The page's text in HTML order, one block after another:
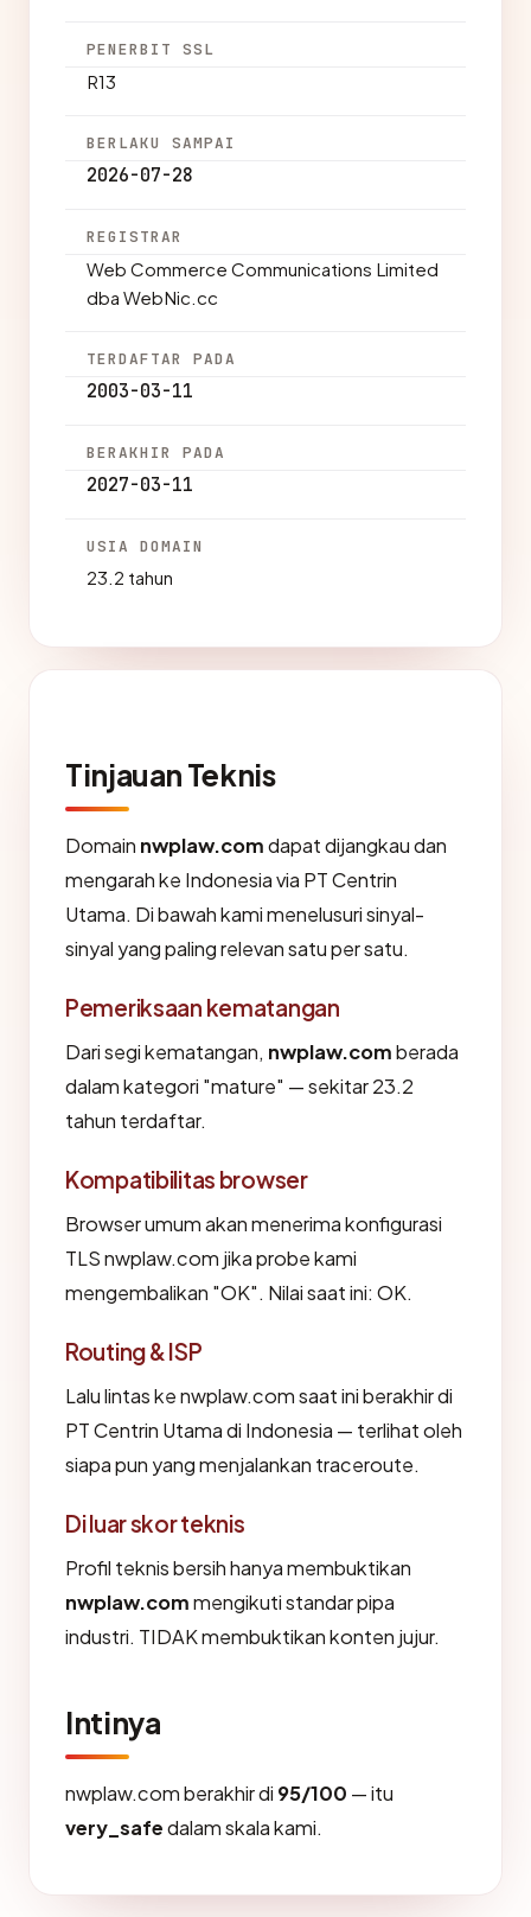
PENERBIT SSL
R13
BERLAKU SAMPAI
2026-07-28
REGISTRAR
Web Commerce Communications Limited
dba WebNic.cc
TERDAFTAR PADA
2003-03-11
BERAKHIR PADA
2027-03-11
USIA DOMAIN
23.2 tahun
Tinjauan Teknis
Domain nwplaw.comdapat dijangkau dan
mengarah ke Indonesia via PT Centrin
Utama. Di bawah kami menelusuri sinyal-
sinyal yang paling relevan satu per satu.
Pemeriksaan kematangan
Dari segi kematangan, nwplaw.comberada
dalam kategori "mature" — sekitar 23.2
tahun terdaftar.
Kompatibilitas browser
Browser umum akan menerima konfigurasi
TLS nwplaw.com jika probe kami
mengembalikan "OK". Nilai saat ini: OK.
Routing & ISP
Lalu lintas ke nwplaw.com saat ini berakhir di
PT Centrin Utama di Indonesia — terlihat oleh
siapa pun yang menjalankan traceroute.
Di luar skor teknis
Profil teknis bersih hanya membuktikan
nwplaw.commengikuti standar pipa
industri. TIDAK membuktikan konten jujur.
Intinya
nwplaw.com berakhir di 95/100 — itu
very_safedalam skala kami.